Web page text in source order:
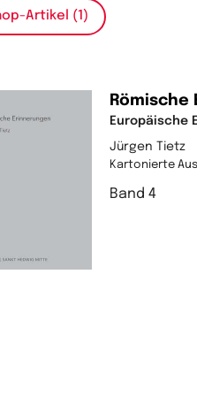
Artikel (1)
Römische
Europäische
Jürgen Tietz
Kartonierte
Band 4